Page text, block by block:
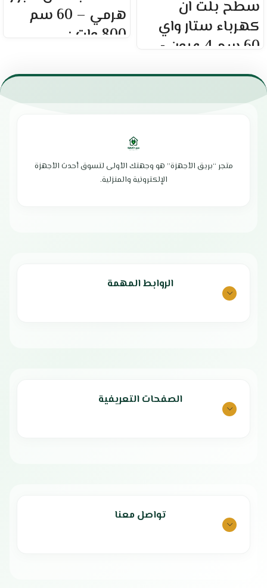
سطح بلت ان
كهرباء ستار واي
60 سم 4 عيون -
سطح 60 سم
سهولة الاستخدام والتنظيف
مصنوع من خامات عالية الجودة
هرمي – 60 سم
800 وات :
التحكم من خلال مفتاح بسيط وسهل
والروائح الكريهة بسرعة
فلتر عالي الجودة لضمان أداء ممتاز
ضمان شامل لمدة عامين
متجر “بريق الأجهزة” هو وجهتك الأولى لتسوق أحدث الأجهزة
الإلكترونية والمنزلية.
الروابط المهمة
الصفحات التعريفية
تواصل معنا